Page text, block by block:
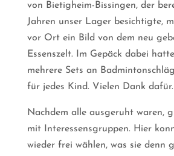
von Bietigheim-Bissingen, der
Jahren unser Lager besichtigte,
vor Ort ein Bild von dem neu
Essenszelt. Im Gepäck dabei
mehrere Sets an
für jedes Kind. Vielen Dank dafür.
Nachdem alle ausgeruht waren,
mit Interessensgruppen. Hier
wieder frei wählen, was sie denn